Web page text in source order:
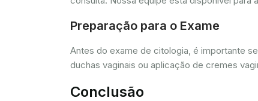
Preparação para o Exame
Antes do exame de citologia, é importante
duchas vaginais ou aplicação de cremes
Conclusão